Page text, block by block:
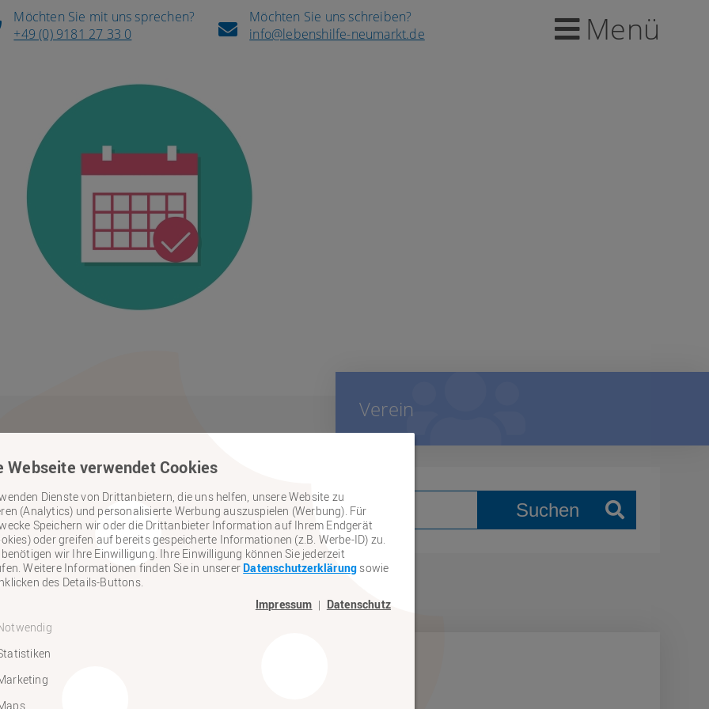
Möchten Sie mit uns sprechen?
+49 (0) 9181 27 33 0
Möchten Sie uns schreiben?
info@lebenshilfe-neumarkt.de
Menü
Verein
Suchen
Webseite verwendet Cookies
Dienste von Drittanbietern, die uns helfen, unsere Website zu
(Analytics) und personalisierte Werbung auszuspielen (Werbung). Für
Speichern wir oder die Drittanbieter Information auf Ihrem Endgerät
oder greifen auf bereits gespeicherte Informationen (z.B. Werbe-ID) zu.
wir Ihre Einwilligung. Ihre Einwilligung können Sie jederzeit
Weitere Informationen finden Sie in unserer Datenschutzerklärung sowie
des Details-Buttons.
Impressum | Datenschutz